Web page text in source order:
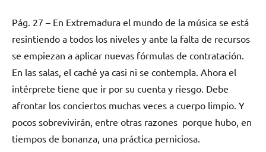
Pág. 27 – En Extremadura el mundo de la música se está
resintiendo a todos los niveles y ante la falta de recursos
se empiezan a aplicar nuevas fórmulas de contratación.
En las salas, el caché ya casi ni se contempla. Ahora el
intérprete tiene que ir por su cuenta y riesgo. Debe
afrontar los conciertos muchas veces a cuerpo limpio. Y
pocos sobrevivirán, entre otras razones porque hubo, en
tiempos de bonanza, una práctica perniciosa.